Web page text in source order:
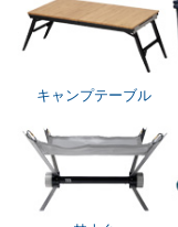
キャンプテーブル